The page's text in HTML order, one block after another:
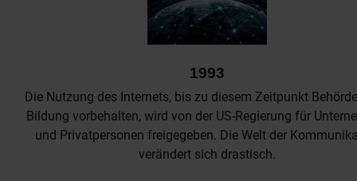
1993
Die Nutzung des Internets, bis zu diesem Zeitpunkt
Bildung vorbehalten, wird von der US-Regierung für
und Privatpersonen freigegeben. Die Welt der
verändert sich drastisch.